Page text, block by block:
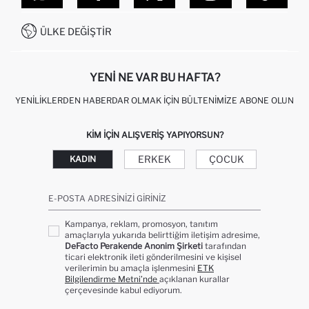
SITEMAP
İŞLEM REHBERI
KAMPANYALAR
0850 333 22 86
ÜLKE DEĞIŞTIR
YENI NE VAR BU HAFTA?
YENILIKLERDEN HABERDAR OLMAK İÇIN BÜLTENIMIZE ABONE OLUN
KIM IÇIN ALIŞVERIŞ YAPIYORSUN?
KADIN ERKEK ÇOCUK
E-POSTA ADRESINIZI GIRINIZ
Kampanya, reklam, promosyon, tanıtım
amaçlarıyla yukarıda belirttiğim iletişim adresime,
DeFacto Perakende Anonim Şirketi tarafından
ticari elektronik ileti gönderilmesini ve kişisel
verilerimin bu amaçla işlenmesini ETK
Bilgilendirme Metni’nde açıklanan kurallar
çerçevesinde kabul ediyorum.